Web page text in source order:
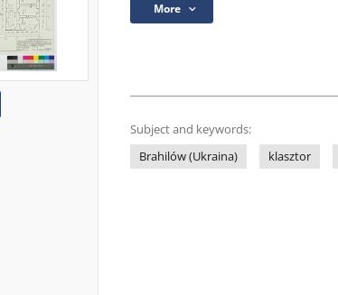
More
Subject and keywords:
Brahilów (Ukraina)
klasztor